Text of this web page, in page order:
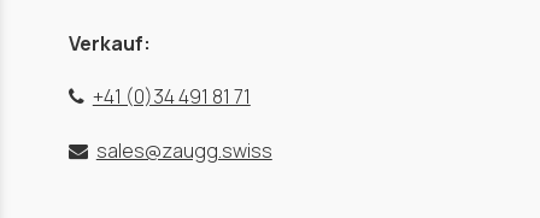
Verkauf:
+41 (0)34 491 81 71
sales@zaugg.swiss